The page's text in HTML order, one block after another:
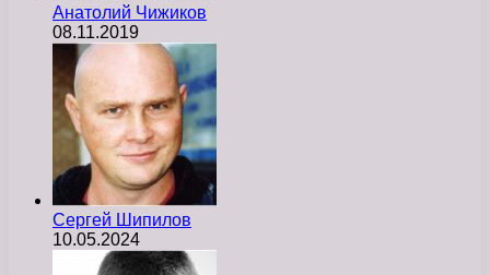
Анатолий Чижиков
08.11.2019
Сергей Шипилов
10.05.2024